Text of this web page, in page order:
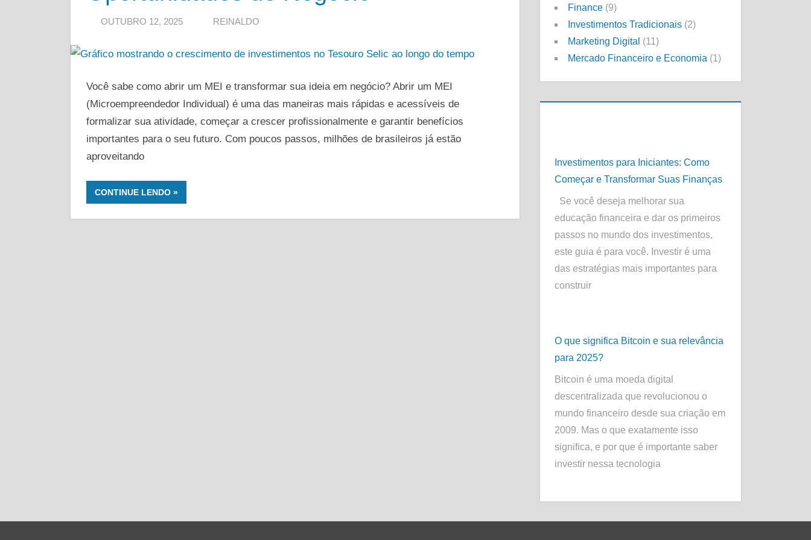
segurança!
OUTUBRO 12, 2025 REINALDO
Você sabe como abrir um MEI e transformar sua ideia em negócio? Abrir um MEI
(Microempreendedor Individual) é uma das maneiras mais rápidas e acessíveis de
formalizar sua atividade, começar a crescer profissionalmente e garantir benefícios
importantes para o seu futuro. Com poucos passos, milhões de brasileiros já estão
aproveitando
CONTINUE LENDO
Finance (9)
Investimentos Tradicionais (2)
Marketing Digital (11)
Mercado Financeiro e Economia (1)
Investimentos para Iniciantes: Como
Começar e Transformar Suas Finanças
Se você deseja melhorar sua
educação financeira e dar os primeiros
passos no mundo dos investimentos,
este guia é para você. Investir é uma
das estratégias mais importantes para
construir
O que significa Bitcoin e sua relevância
para 2025?
Bitcoin é uma moeda digital
descentralizada que revolucionou o
mundo financeiro desde sua criação em
2009. Mas o que exatamente isso
significa, e por que é importante saber
investir nessa tecnologia